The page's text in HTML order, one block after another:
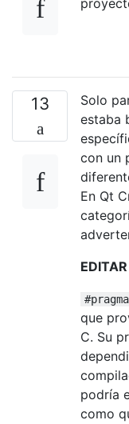
13
Solo
estaba
con un
En Qt
EDITAR
#pragma
que
C. Su
podría
como